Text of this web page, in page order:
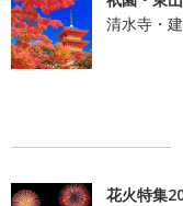
清水寺・
花火特集